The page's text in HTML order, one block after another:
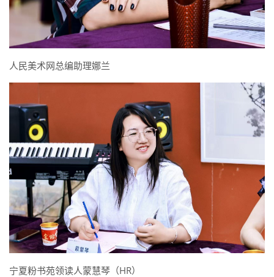
人民美术网总编助理娜兰
宁夏粉书苑领读人蒙慧琴（HR）